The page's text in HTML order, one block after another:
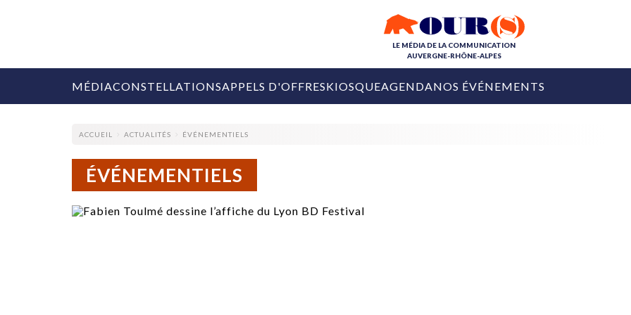
LE MÉDIA DE LA COMMUNICATION
AUVERGNE-RHÔNE-ALPES
MÉDIA
COLLECTIVITÉS
CONSTELLATIONSAPPELS D'OFFRESKIOSQUEAGENDANOS ÉVÉNEMENTS
ACCUEIL ACTUALITÉS ÉVÉNEMENTIELS
ÉVÉNEMENTIELS